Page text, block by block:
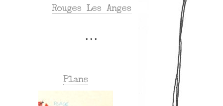
Rouges Les Anges
Plans